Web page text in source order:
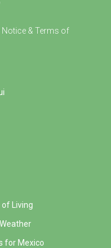
Notice & Terms of
of Living
for Mexico